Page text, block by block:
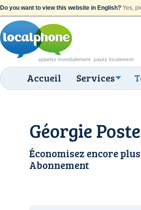
Do you want to view this website in English? Yes,
Accueil Services
Géorgie
Économisez encore
Abonnement